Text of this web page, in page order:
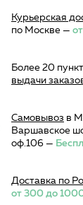
Курьерская
по Москве —
Более 20
выдачи
Самовывоз в
Варшавское
оф.106 —
Доставка по
от 300 до